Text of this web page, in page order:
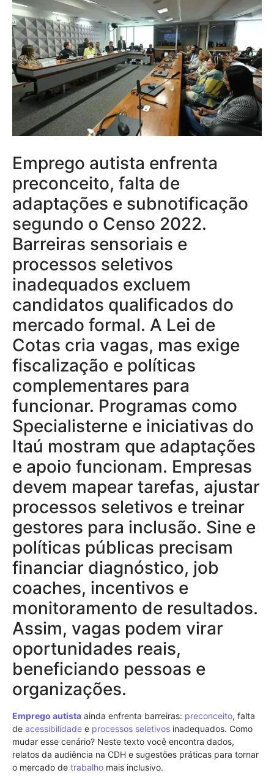
Emprego autista enfrenta
preconceito, falta de
adaptações e subnotificação
segundo o Censo 2022.
Barreiras sensoriais e
processos seletivos
inadequados excluem
candidatos qualificados do
mercado formal. A Lei de
Cotas cria vagas, mas exige
fiscalização e políticas
complementares para
funcionar. Programas como
Specialisterne e iniciativas do
Itaú mostram que adaptações
e apoio funcionam. Empresas
devem mapear tarefas, ajustar
processos seletivos e treinar
gestores para inclusão. Sine e
políticas públicas precisam
financiar diagnóstico, job
coaches, incentivos e
monitoramento de resultados.
Assim, vagas podem virar
oportunidades reais,
beneficiando pessoas e
organizações.
Emprego autista ainda enfrenta barreiras: preconceito, falta
de acessibilidade e processos seletivos inadequados. Como
mudar esse cenário? Neste texto você encontra dados,
relatos da audiência na CDH e sugestões práticas para tornar
o mercado de trabalho mais inclusivo.